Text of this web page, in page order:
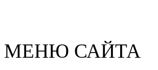
МЕНЮ САЙТА